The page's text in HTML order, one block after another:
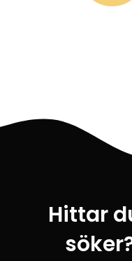
Hittar